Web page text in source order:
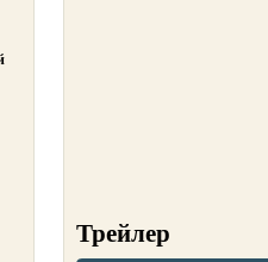
Трейлер